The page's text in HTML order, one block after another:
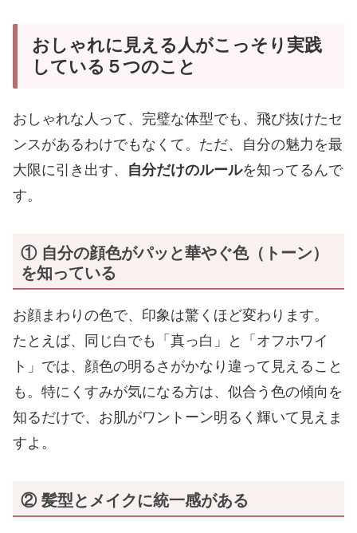
おしゃれに見える人がこっそり実践
している５つのこと
おしゃれな人って、完璧な体型でも、飛び抜けたセ
ンスがあるわけでもなくて。ただ、自分の魅力を最
大限に引き出す、 自分だけのルールを知ってるんで
す。
① 自分の顔色がパッと華やぐ色（トーン）
を知っている
お顔まわりの色で、印象は驚くほど変わります。
たとえば、同じ白でも「真っ白」と「オフホワイ
ト」では、顔色の明るさがかなり違って見えること
も。特にくすみが気になる方は、似合う色の傾向を
知るだけで、お肌がワントーン明るく輝いて見えま
すよ。
② 髪型とメイクに統一感がある